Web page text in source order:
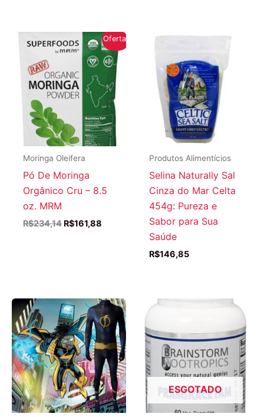
Oferta!
Moringa Oleifera
Pó De Moringa
Orgânico Cru – 8.5
oz. MRM
R$234,14 O
R$161,88
Produtos Alimentícios
Selina Naturally Sal
Cinza do Mar Celta
454g: Pureza e
Sabor para Sua
Saúde
R$146,85
ESGOTADO